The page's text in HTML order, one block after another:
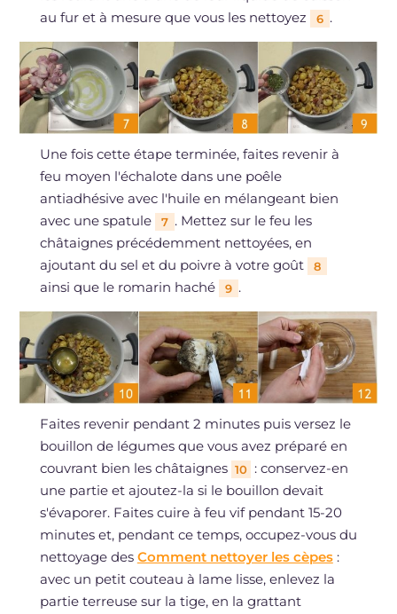
au fur et à mesure que vous les nettoyez
6 .
Une fois cette étape terminée, faites revenir à
feu moyen l'échalote dans une poêle
antiadhésive avec l'huile en mélangeant bien
avec une spatule
7 . Mettez sur le feu les
châtaignes précédemment nettoyées, en
ajoutant du sel et du poivre à votre goût
8
ainsi que le romarin haché 9 .
Faites revenir pendant 2 minutes puis versez le
bouillon de légumes que vous avez préparé en
couvrant bien les châtaignes 10 : conservez-en
une partie et ajoutez-la si le bouillon devait
s'évaporer. Faites cuire à feu vif pendant 15-20
minutes et, pendant ce temps, occupez-vous du
nettoyage des Comment nettoyer les cèpes:
avec un petit couteau à lame lisse, enlevez la
partie terreuse sur la tige, en la grattant